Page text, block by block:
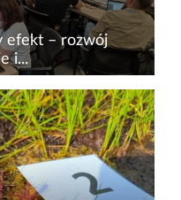
efekt – rozwój
i...
latach stał się
świecie.
nie tylko...